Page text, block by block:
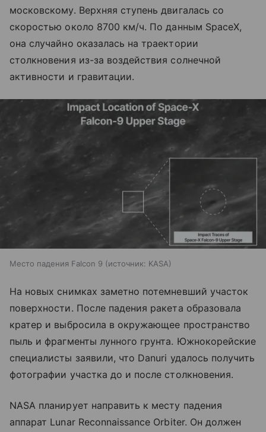
московскому. Верхняя ступень двигалась со
скоростью около 8700 км/ч. По данным SpaceX,
она случайно оказалась на траектории
столкновения из-за воздействия солнечной
активности и гравитации.
Место падения Falcon 9 источник: KASA
На новых снимках заметно потемневший участок
поверхности. После падения ракета образовала
кратер и выбросила в окружающее пространство
пыль и фрагменты лунного грунта. Южнокорейские
специалисты заявили, что Danuri удалось получить
фотографии участка до и после столкновения.
NASA планирует направить к месту падения
аппарат Lunar Reconnaissance Orbiter. Он должен